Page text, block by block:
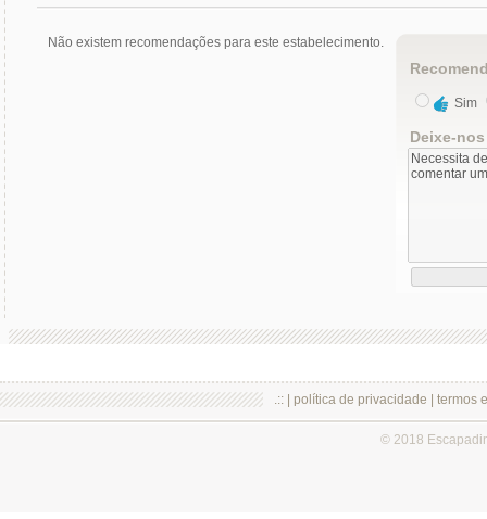
Não existem recomendações para este estabelecimento.
Sim
Deixe-
.:: | política de privacidade termos
© 2018